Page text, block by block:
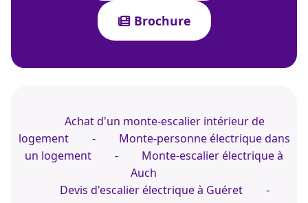
Brochure
Achat d'un monte-escalier intérieur de
logement
-
Monte-personne électrique dans
un logement
-
Monte-escalier électrique à
Auch
Devis d'escalier électrique à Guéret
-